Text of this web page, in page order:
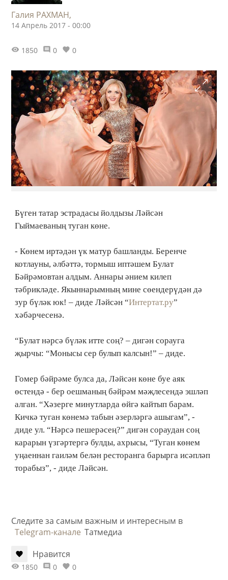
Галия РАХМАН,
14 Апрель 2017 - 00:00
1850 0 0
Бүген татар эстрадасы йолдызы Ләйсән
Гыймаеваның туган көне.
- Көнем иртәдән үк матур башланды. Беренче
котлауны, әлбәттә, тормыш иптәшем Булат
Бәйрәмовтан алдым. Аннары әнием килеп
тәбрикләде. Якыннарымның мине сөендерүдән дә
зур бүләк юк! – диде Ләйсән “Интертат.ру”
хәбәрчесенә.
“Булат нәрсә бүләк итте соң? – дигән сорауга
җырчы: “Монысы сер булып калсын!” – диде.
Гомер бәйрәме булса да, Ләйсән көне буе аяк
өстендә - бер оешманың бәйрәм мәҗлесендә эшләп
алган. “Хәзерге минутларда өйгә кайтып барам.
Кичкә туган көнемә табын әзерләргә ашыгам”, -
диде ул. “Нәрсә пешерәсең?” дигән сораудан соң
карарын үзгәртергә булды, ахрысы, “Туган көнем
уңаеннан гаиләм белән ресторанга барырга исәпләп
торабыз”, - диде Ләйсән.
Следите за самым важным и интересным в
Telegram-канале Татмедиа
Нравится
1850 0 0